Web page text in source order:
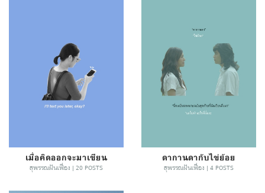
เมื่อคิดออกจะมาเขียน
สุพรรณฝันเฟื่อง | 20 POSTS
ดากานดากับไข่ย้อย
สุพรรณฝันเฟื่อง | 4 POSTS